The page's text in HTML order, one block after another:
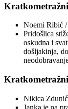
Noemi Ribić /
Pridošlica
oskudna i
došljakinja,
Nikica Zdunić
Janka je na